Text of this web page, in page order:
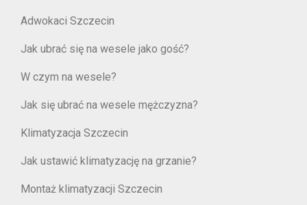
Adwokaci Szczecin
Jak ubrać się na wesele jako gość?
W czym na wesele?
Jak się ubrać na wesele mężczyzna?
Klimatyzacja Szczecin
Jak ustawić klimatyzację na grzanie?
Montaż klimatyzacji Szczecin